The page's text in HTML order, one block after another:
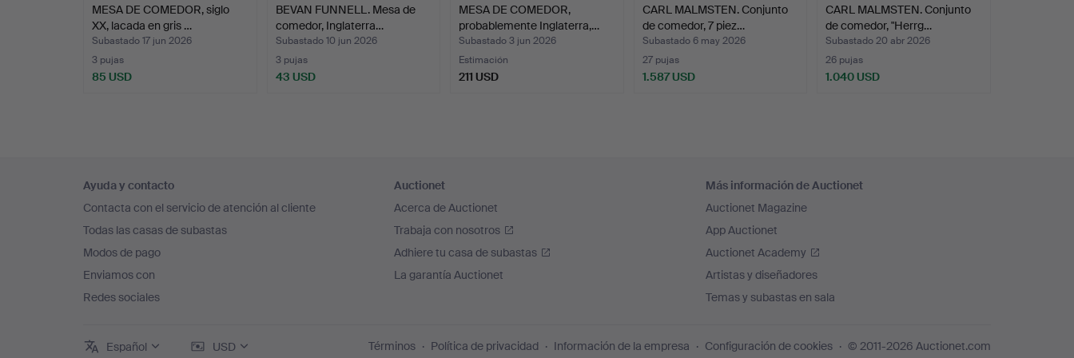
MESA DE COMEDOR, siglo
XX, lacada en gris …
Subastado 17 jun 2026
3 pujas
85 USD
BEVAN FUNNELL. Mesa de
comedor, Inglaterra…
Subastado 10 jun 2026
3 pujas
43 USD
MESA DE COMEDOR,
probablemente Inglaterra,…
Subastado 3 jun 2026
Estimación
211 USD
CARL MALMSTEN. Conjunto
de comedor, 7 piez…
Subastado 6 may 2026
27 pujas
1.587 USD
CARL MALMSTEN. Conjunto
de comedor, "Herrg…
Subastado 20 abr 2026
26 pujas
1.040 USD
en
el
pie
de
página
Ayuda y contacto
Contacta con el servicio de atención al cliente
Todas las casas de subastas
Modos de pago
Enviamos con
Redes sociales
Auctionet
Acerca de Auctionet
Trabaja con nosotros
Adhiere tu casa de subastas
La garantía Auctionet
Más información de Auctionet
Auctionet Magazine
App Auctionet
Auctionet Academy
Artistas y diseñadores
Temas y subastas en sala
Español USD Términos Política de privacidad Información de la empresa Configuración de cookies © 2011-2026 Auctionet.com